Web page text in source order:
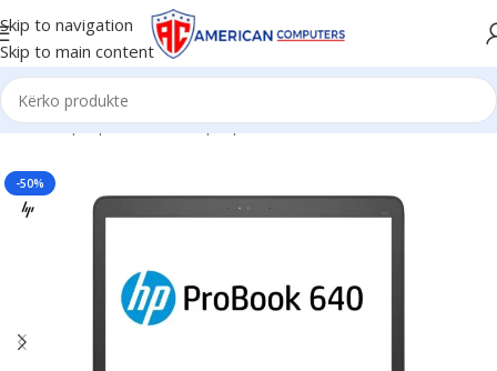
Skip to navigation
Skip to main content
Kreu/Laptop/Business Laptop
-50%